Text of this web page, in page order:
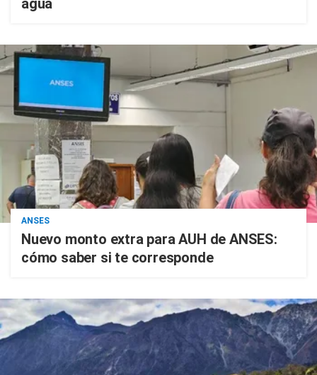
agua
ANSES
Nuevo monto extra para AUH de ANSES:
cómo saber si te corresponde